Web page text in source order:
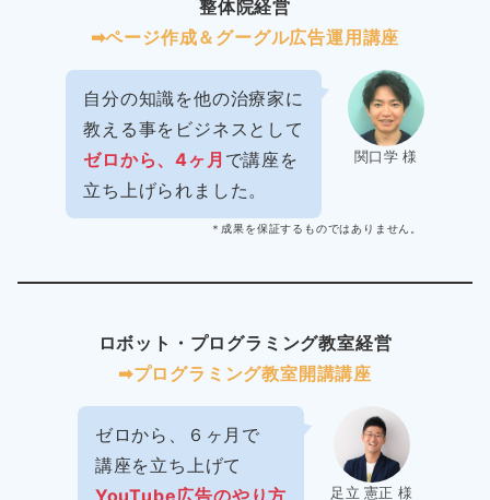
整体院経営
➡︎ページ作成＆グーグル広告運用講座
関口学 様
自分の知識を他の治療家に
教える事をビジネスとして
ゼロから、4ヶ月 で講座を
立ち上げられました。
＊成果を保証するものではありません。
ロボット・プログラミング教室経営
➡︎プログラミング教室開講講座
足立 憲正 様
ゼロから、６ヶ月で
講座を立ち上げて
YouTube広告のやり方